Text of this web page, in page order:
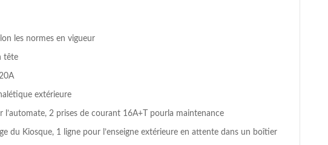
les normes en vigueur
tête
extérieure
2 prises de courant 16A+T pourla maintenance
du Kiosque, 1 ligne pour l’enseigne extérieure en attente dans un boîtier